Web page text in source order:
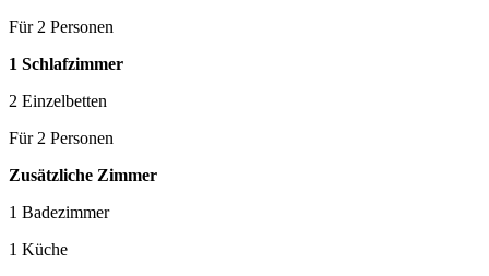
Für 2 Personen
1 Schlafzimmer
2 Einzelbetten
Für 2 Personen
Zusätzliche Zimmer
1 Badezimmer
1 Küche